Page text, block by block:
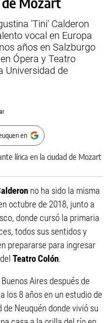
'Tini' Calderon
vocal en Europa
años en Salzburgo
Ópera y Teatro
Universidad de
en
no ha sido la misma
octubre de 2018, junto a
donde cursó la primaria
todos sus sentidos y
prepararse para ingresar
Teatro Colón.
Aires después de
los 8 años en un estudio de
Neuquén donde vivió su